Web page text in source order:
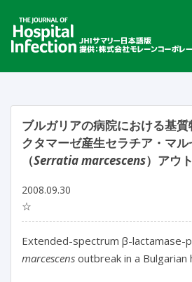
ブルガリアの病院における基
クタマーゼ産生セラチア・マル
（Serratia marcescens）アウ
2008.09.30
☆
Extended-spectrum β-lactamase-
marcescens outbreak in a Bulgarian